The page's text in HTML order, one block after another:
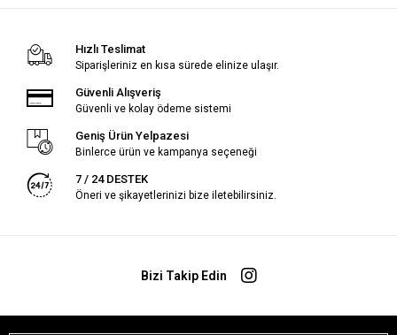
Hızlı Teslimat
Siparişleriniz en kısa sürede elinize ulaşır.
Güvenli Alışveriş
Güvenli ve kolay ödeme sistemi
Geniş Ürün Yelpazesi
Binlerce ürün ve kampanya seçeneği
7 / 24 DESTEK
Öneri ve şikayetlerinizi bize iletebilirsiniz.
Bizi Takip Edin